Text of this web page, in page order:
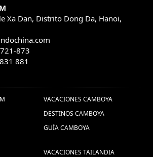
(1) ,
,
a vietnam (129) ,
no Camboja, Viagem barata ao
de viagens Camboja, Pacote de
vietnã (1) ,Indochina (1) ,
vietnam (5) ,Paquetes de
,
viajar a myanmar (28) ,
(1) ,
ciudad de Ho Chi Minh (4) ,
Xa Dan, Distrito Dong Da, Hanoi,
873
881
VACACIONES CAMBOYA
DESTINOS CAMBOYA
GUÍA CAMBOYA
VACACIONES TAILANDIA